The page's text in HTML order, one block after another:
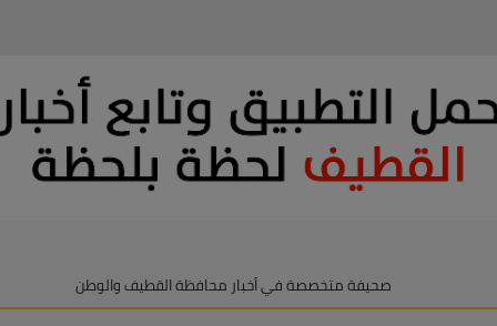
صحيفة متخصصة في أخبار محافظة القطيف والوطن